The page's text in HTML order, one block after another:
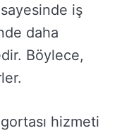
iş
daha
Böylece,
hizmeti